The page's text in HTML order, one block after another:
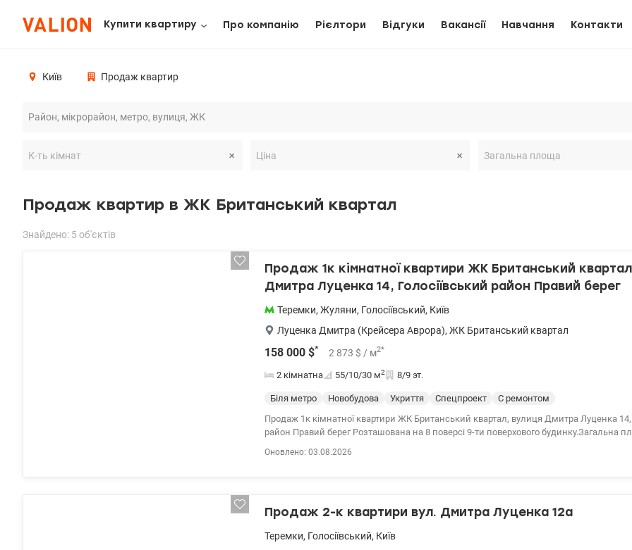
Купити квартиру Про компанію Рієлтори Відгуки Вакансії Навчання Контакти
Київ Продаж квартир
Продаж квартир в ЖК Британський квартал
Знайдено: 5 об'єктів
Продаж 1к кімнатної квартири ЖК Британський
Дмитра Луценка 14, Голосіївський район Правий берег
Теремки, Жуляни, Голосіївський, Київ
Луценка Дмитра (Крейсера Аврора), ЖК Британський квартал
158 000 $* 2 873 $ / м2*
2 кімнатна 55/10/30 м2 8/9 эт.
Біля метро Новобудова Укриття Спецпроект
С ремонтом
Продаж 1к кімнатної квартири ЖК Британський квартал, вулиця Дмитра Луценка 14,
район Правий берег Розташована на 8 поверсі 9-ти поверхового будинку.Загальна площа 55 м2, кухня-
дубовий паркет, шкіряні предмети інтер'єрів, льон, шерсть, шовк, що передають
Анна 0974319290 valion.ua/1140662
Оновлено: 03.08.2026
Продаж 2-к квартири вул. Дмитра Луценка 12а
Теремки, Голосіївський, Київ